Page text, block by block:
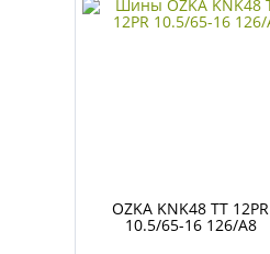
OZKA KNK48 TT 12PR
10.5/65-16 126/A8